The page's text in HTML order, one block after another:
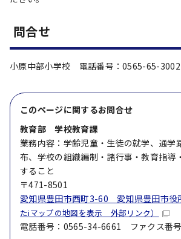
問合せ
小原中部小学校 電話番号：0565-65-3002
このページに関するお問合せ
教育部 学校教育課
業務内容：学齢児童・生徒の就学、通学
布、学校の組織編制・諸行事・教育指導
すること
〒471-8501
愛知県豊田市西町3-60 愛知県豊田市役
たiマップの地図を表示 外部リンク）
電話番号：0565-34-6661 ファクス番